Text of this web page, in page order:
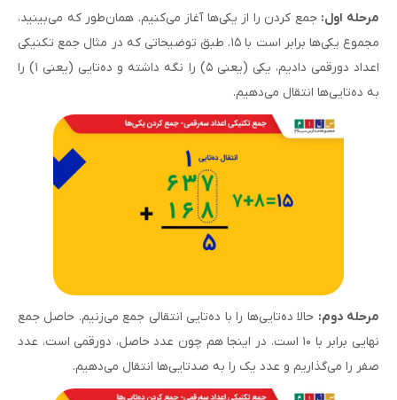
مرحله اول: جمع کردن را از یکی‌ها آغاز می‌کنیم. همان‌طور که می‌بینید،
مجموع یکی‌ها برابر است با ۱۵. طبق توضیحاتی که در مثال جمع تکنیکی
اعداد دورقمی دادیم، یکی (یعنی ۵) را نگه داشته و ده‌تایی (یعنی ۱) را
به ده‌تایی‌ها انتقال می‌دهیم.
مرحله دوم: حالا ده‌تایی‌ها را با ده‌تایی انتقالی جمع می‌زنیم. حاصل جمع
نهایی برابر با ۱۰ است. در اینجا هم چون عدد حاصل، دورقمی است، عدد
صفر را می‌گذاریم و عدد یک را به صدتایی‌ها انتقال می‌دهیم.